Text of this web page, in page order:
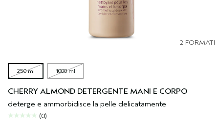
2 FORMATI
250 ml 1000 ml
CHERRY ALMOND DETERGENTE MANI E CORPO
deterge e ammorbidisce la pelle delicatamente
(0)